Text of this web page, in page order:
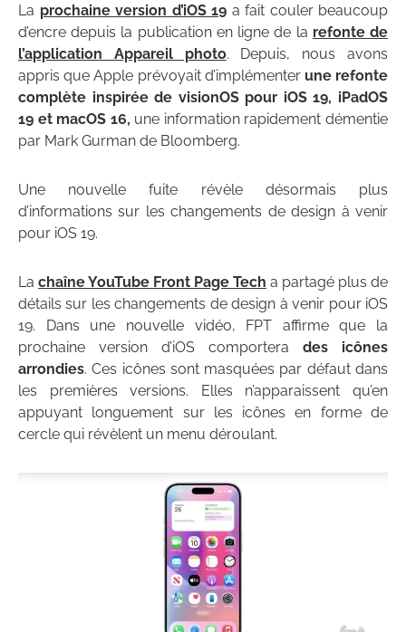
La prochaine version d’iOS 19 a fait couler beaucoup
d’encre depuis la publication en ligne de la refonte de
l’application Appareil photo. Depuis, nous avons
appris que Apple prévoyait d’implémenter une refonte
complète inspirée de visionOS pour iOS 19, iPadOS
19 et macOS 16, une information rapidement démentie
par Mark Gurman de Bloomberg.
Une nouvelle fuite révèle désormais plus
d’informations sur les changements de design à venir
pour iOS 19.
La chaîne YouTube Front Page Tech a partagé plus de
détails sur les changements de design à venir pour iOS
19. Dans une nouvelle vidéo, FPT affirme que la
prochaine version d’iOS comportera des icônes
arrondies. Ces icônes sont masquées par défaut dans
les premières versions. Elles n’apparaissent qu’en
appuyant longuement sur les icônes en forme de
cercle qui révèlent un menu déroulant.